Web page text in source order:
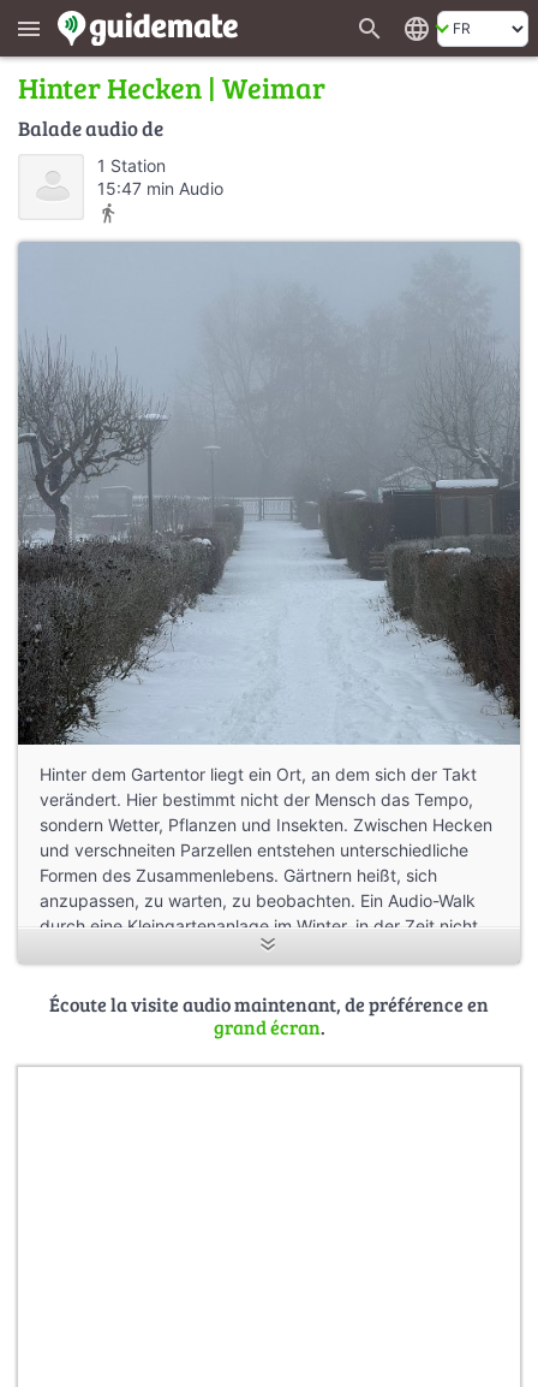
menu search language
Hinter Hecken | Weimar
Balade audio de
1 Station
15:47 min Audio
directions_walk
Hinter dem Gartentor liegt ein Ort, an dem sich der Takt
verändert. Hier bestimmt nicht der Mensch das Tempo,
sondern Wetter, Pflanzen und Insekten. Zwischen Hecken
und verschneiten Parzellen entstehen unterschiedliche
Formen des Zusammenlebens. Gärtnern heißt, sich
anzupassen, zu warten, zu beobachten. Ein Audio-Walk
durch eine Kleingartenanlage im Winter, in der Zeit nicht
gemessen, sondern erlebt wird.
von Tom Summerfield
Écoute la visite audio maintenant, de préférence en
grand écran.